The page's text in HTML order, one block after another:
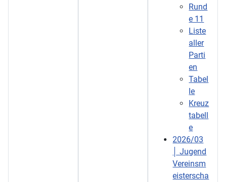
Rund
e 11
Liste
aller
Parti
en
Tabel
le
Kreuz
tabell
e
2026/03
│ Jugend
Vereinsm
eisterscha